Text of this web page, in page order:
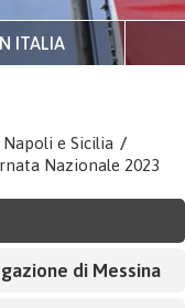
ITALIA
e Sicilia /
Nazionale 2023
di Messina